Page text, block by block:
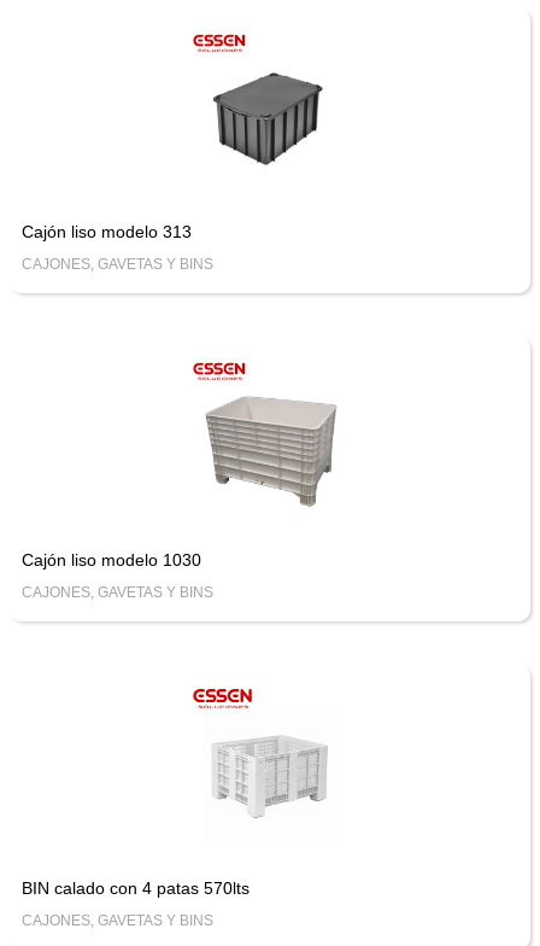
Cajón liso modelo 313
CAJONES, GAVETAS Y BINS
Cajón liso modelo 1030
CAJONES, GAVETAS Y BINS
BIN calado con 4 patas 570lts
CAJONES, GAVETAS Y BINS